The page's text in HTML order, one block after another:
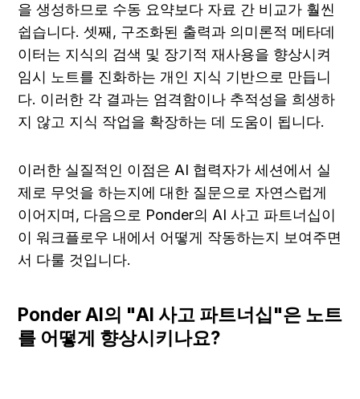
을 생성하므로 수동 요약보다 자료 간 비교가 훨씬
쉽습니다. 셋째, 구조화된 출력과 의미론적 메타데
이터는 지식의 검색 및 장기적 재사용을 향상시켜
임시 노트를 진화하는 개인 지식 기반으로 만듭니
다. 이러한 각 결과는 엄격함이나 추적성을 희생하
지 않고 지식 작업을 확장하는 데 도움이 됩니다.
이러한 실질적인 이점은 AI 협력자가 세션에서 실
제로 무엇을 하는지에 대한 질문으로 자연스럽게
이어지며, 다음으로 Ponder의 AI 사고 파트너십이
이 워크플로우 내에서 어떻게 작동하는지 보여주면
서 다룰 것입니다.
Ponder AI의 "AI 사고 파트너십"은 노트
를 어떻게 향상시키나요?